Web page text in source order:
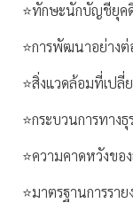
⭐️ทักษะนักบัญชียุค
⭐️การพัฒนาอย่างต่
⭐️สิ่งแวดล้อมที่เปลี่
⭐️กระบวนการทาง
⭐️ความคาดหวังขอ
⭐️มาตรฐานการรา